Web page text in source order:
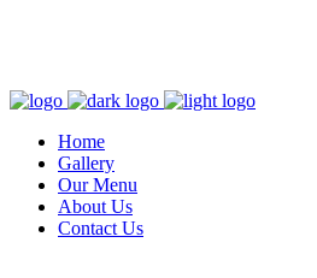
Home
Gallery
Our Menu
About Us
Contact Us